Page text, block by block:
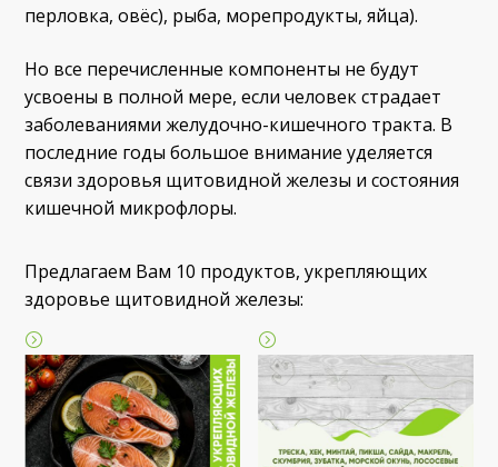
перловка, овёс), рыба, морепродукты, яйца).
Но все перечисленные компоненты не будут
усвоены в полной мере, если человек страдает
заболеваниями желудочно-кишечного тракта. В
последние годы большое внимание уделяется
связи здоровья щитовидной железы и состояния
кишечной микрофлоры.
Предлагаем Вам 10 продуктов, укрепляющих
здоровье щитовидной железы: